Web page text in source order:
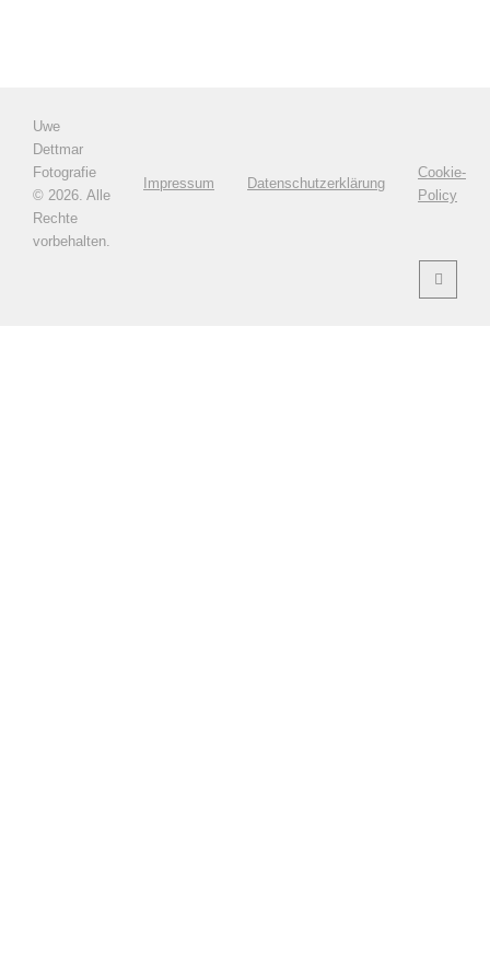
Uwe
Dettmar
Fotografie
© 2026. Alle
Rechte
vorbehalten.
Impressum Datenschutzerklärung
Cookie-
Policy